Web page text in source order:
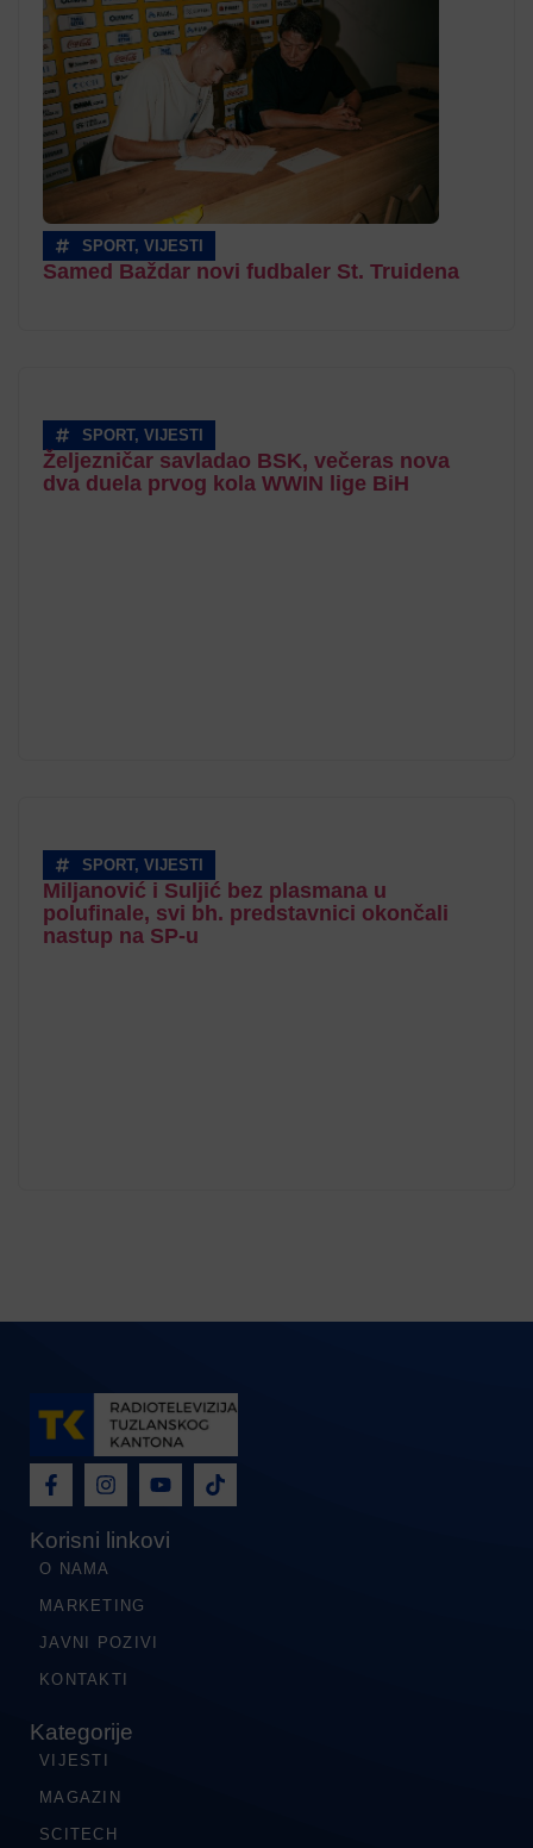
SPORT, VIJESTI
Samed Baždar novi fudbaler St. Truidena
SPORT, VIJESTI
Željezničar savladao BSK, večeras nova
dva duela prvog kola WWIN lige BiH
SPORT, VIJESTI
Miljanović i Suljić bez plasmana u
polufinale, svi bh. predstavnici okončali
nastup na SP-u
Korisni linkovi
O NAMA
MARKETING
JAVNI POZIVI
KONTAKTI
Kategorije
VIJESTI
MAGAZIN
SCITECH